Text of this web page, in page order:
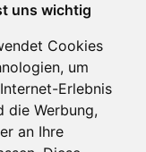
uns wichtig
Cookies
um
Erlebnis
die Werbung,
an Ihre
radikalisieren